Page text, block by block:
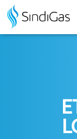
for: